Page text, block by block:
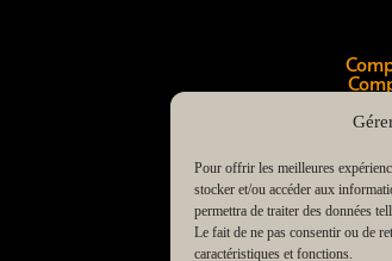
Pour offrir les meilleures
stocker et/ou accéder aux
permettra de traiter des données
Le fait de ne pas consentir ou de
caractéristiques et fonctions.